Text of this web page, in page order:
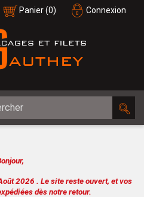
Connexion
Panier(0)
2026 . Le site reste ouvert, et vos
dès notre retour.